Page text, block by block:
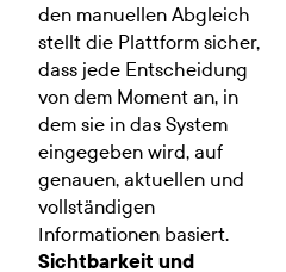
den manuellen Abgleich
stellt die Plattform sicher,
dass jede Entscheidung
von dem Moment an, in
dem sie in das System
eingegeben wird, auf
genauen, aktuellen und
vollständigen
Informationen basiert.
Sichtbarkeit und